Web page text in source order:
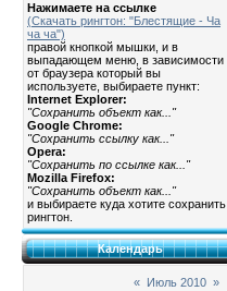
Нажимаете на ссылке
(Скачать рингтон: "Блестящие - Ча
ча ча")
правой кнопкой мышки, и в
выпадающем меню, в зависимости
от браузера который вы
используете, выбираете пункт:
Internet Explorer:
"Сохранить объект как..."
Google Chrome:
"Сохранить ссылку как..."
Opera:
"Сохранить по ссылке как..."
Mozilla Firefox:
"Сохранить объект как..."
и выбираете куда хотите сохранить
рингтон.
Календарь
« Июль 2010 »